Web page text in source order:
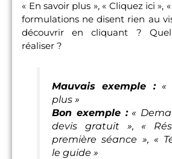
« En savoir plus », « Cliquez ici »,
formulations ne disent rien au
découvrir en cliquant ?
réaliser ?
Mauvais exemple :«
plus »
Bon exemple :«
devis gratuit », «
première séance », «
le guide »